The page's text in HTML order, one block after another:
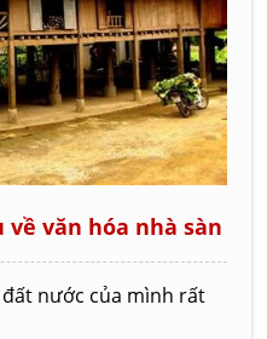
văn hóa nhà sàn
nước của mình rất